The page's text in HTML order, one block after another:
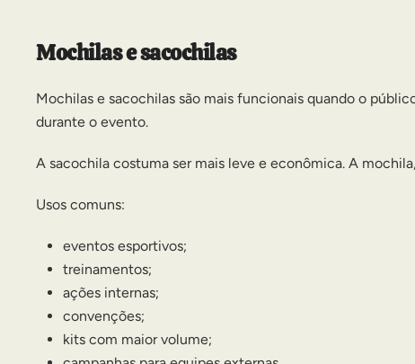
Mochilas e sacochilas
Mochilas e sacochilas são mais funcionais quando o
durante o evento.
A sacochila costuma ser mais leve e econômica. A
Usos comuns:
eventos esportivos;
treinamentos;
ações internas;
convenções;
kits com maior volume;